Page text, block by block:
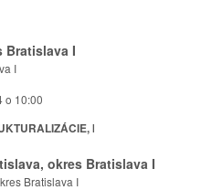
Bratislava I
I
o 10:00
k.s.
okres Bratislava I
Bratislava I